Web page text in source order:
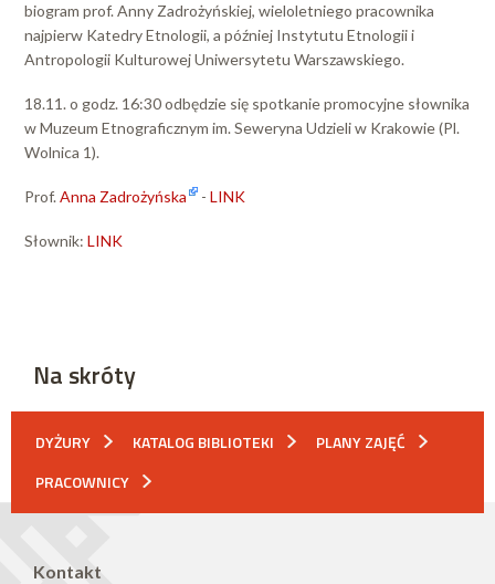
biogram prof. Anny Zadrożyńskiej, wieloletniego pracownika
najpierw Katedry Etnologii, a później Instytutu Etnologii i
Antropologii Kulturowej Uniwersytetu Warszawskiego.
18.11. o godz. 16:30 odbędzie się spotkanie promocyjne słownika
w Muzeum Etnograficznym im. Seweryna Udzieli w Krakowie (Pl.
Wolnica 1).
Prof.Anna Zadrożyńska - LINK
Słownik: LINK
Na skróty
DYŻURY KATALOG BIBLIOTEKI
PLANY ZAJĘĆ
PRACOWNICY
Kontakt